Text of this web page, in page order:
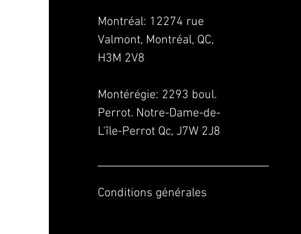
Montréal: 12274 rue
Valmont, Montréal, QC,
H3M 2V8
Montérégie: 2293 boul.
Perrot. Notre-Dame-de-
L'île-Perrot Qc, J7W 2J8
Conditions générales